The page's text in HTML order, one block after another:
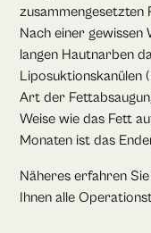
zusammengesetzten
Nach einer
langen Hautnarben
Liposuktionskanülen
Art der
Weise wie das Fett
Monaten ist das
Näheres erfahren
Ihnen alle